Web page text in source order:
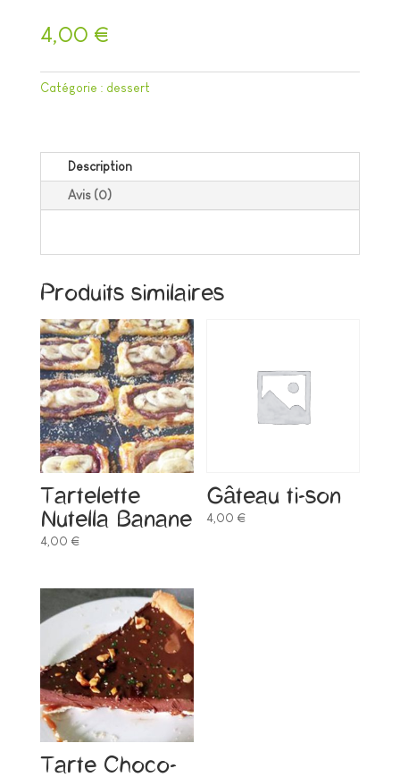
4,00 €
Catégorie : dessert
Description
Avis (0)
Produits similaires
Tartelette
Nutella Banane
4,00 €
Gâteau ti-son
4,00 €
Tarte Choco-